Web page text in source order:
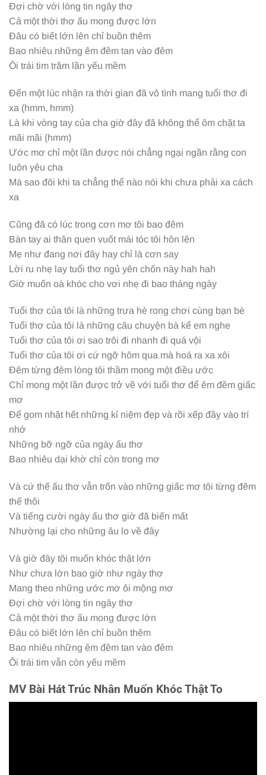
Đợi chờ với lòng tin ngây thơ
Cả một thời thơ ấu mong được lớn
Đâu có biết lớn lên chỉ buồn thêm
Bao nhiêu những êm đềm tan vào đêm
Ôi trái tim trăm lần yếu mềm
Đến một lúc nhận ra thời gian đã vô tình mang tuổi thơ đi
xa (hmm, hmm)
Là khi vòng tay của cha giờ đây đã không thể ôm chặt ta
mãi mãi (hmm)
Ước mơ chỉ một lần được nói chẳng ngại ngần rằng con
luôn yêu cha
Mà sao đôi khi ta chẳng thể nào nói khi chưa phải xa cách
xa
Cũng đã có lúc trong cơn mơ tôi bao đêm
Bàn tay ai thân quen vuốt mái tóc tôi hôn lên
Mẹ như đang nơi đây hay chỉ là cơn say
Lời ru nhẹ lay tuổi thơ ngủ yên chốn này hah hah
Giờ muốn oà khóc cho vơi nhẹ đi bao tháng ngày
Tuổi thơ của tôi là những trưa hè rong chơi cùng bạn bè
Tuổi thơ của tôi là những câu chuyện bà kể em nghe
Tuổi thơ của tôi ơi sao trôi đi nhanh đi quá vội
Tuổi thơ của tôi ơi cứ ngỡ hôm qua mà hoá ra xa xôi
Đêm từng đêm lòng tôi thầm mong một điều ước
Chỉ mong một lần được trở về với tuổi thơ để êm đềm giấc
mơ
Để gom nhặt hết những kỉ niệm đẹp và rồi xếp đầy vào trí
nhớ
Những bỡ ngỡ của ngày ấu thơ
Bao nhiêu dại khờ chỉ còn trong mơ
Và cứ thế ấu thơ vẫn trốn vào những giấc mơ tôi từng đêm
thế thôi
Và tiếng cười ngày ấu thơ giờ đã biến mất
Nhường lại cho những âu lo về đây
Và giờ đây tôi muốn khóc thật lớn
Như chưa lớn bao giờ như ngày thơ
Mang theo những ước mơ ôi mộng mơ
Đợi chờ với lòng tin ngây thơ
Cả một thời thơ ấu mong được lớn
Đâu có biết lớn lên chỉ buồn thêm
Bao nhiêu những êm đềm tan vào đêm
Ôi trái tim vẫn còn yếu mềm
MV Bài Hát Trúc Nhân Muốn Khóc Thật To